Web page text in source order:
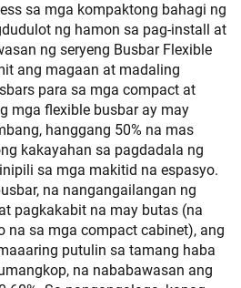
sa mga kompaktong bahagi ng
ng hamon sa pag-install at
ng seryeng Busbar Flexible
ang magaan at madaling
para sa mga compact at
mga flexible busbar ay may
hanggang 50% na mas
kakayahan sa pagdadala ng
sa mga makitid na espasyo.
na nangangailangan ng
pagkakabit na may butas (na
na sa mga compact cabinet), ang
putulin sa tamang haba
na nababawasan ang